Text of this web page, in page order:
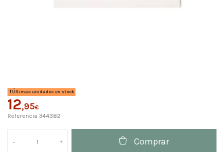
Últimas unidades en stock
12,95€
Referencia 344382
Comprar